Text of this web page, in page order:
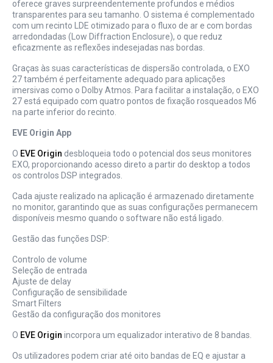
oferece graves surpreendentemente profundos e médios
transparentes para seu tamanho. O sistema é complementado
com um recinto LDE otimizado para o fluxo de ar e com bordas
arredondadas (Low Diffraction Enclosure), o que reduz
eficazmente as reflexões indesejadas nas bordas.
Graças às suas características de dispersão controlada, o EXO
27 também é perfeitamente adequado para aplicações
imersivas como o Dolby Atmos. Para facilitar a instalação, o EXO
27 está equipado com quatro pontos de fixação rosqueados M6
na parte inferior do recinto.
EVE Origin App
O EVE Origin desbloqueia todo o potencial dos seus monitores
EXO, proporcionando acesso direto a partir do desktop a todos
os controlos DSP integrados.
Cada ajuste realizado na aplicação é armazenado diretamente
no monitor, garantindo que as suas configurações permanecem
disponíveis mesmo quando o software não está ligado.
Gestão das funções DSP:
Controlo de volume
Seleção de entrada
Ajuste de delay
Configuração de sensibilidade
Smart Filters
Gestão da configuração dos monitores
O EVE Origin incorpora um equalizador interativo de 8 bandas.
Os utilizadores podem criar até oito bandas de EQ e ajustar a